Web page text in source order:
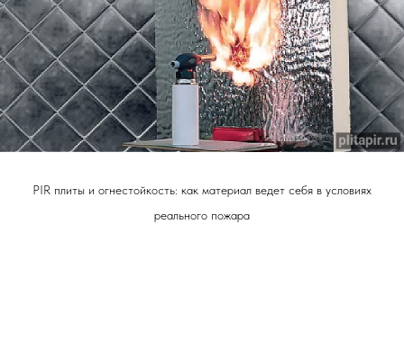
PIR плиты и огнестойкость: как материал ведет себя в условиях
реального пожара